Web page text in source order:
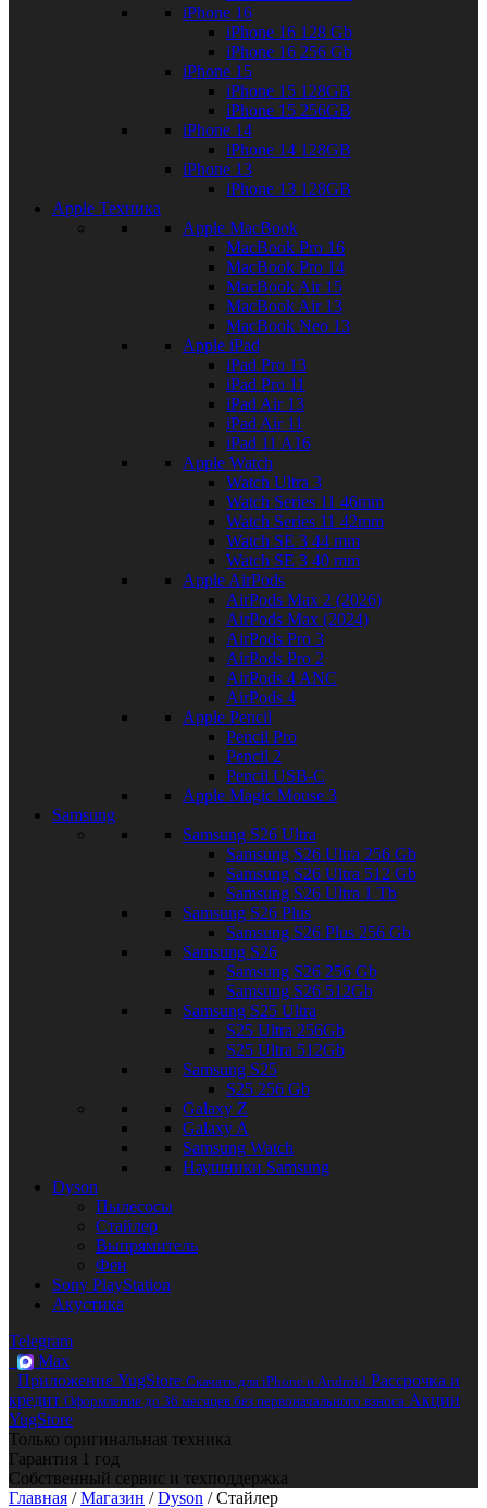
iPhone 16
iPhone 16 128 Gb
iPhone 16 256 Gb
iPhone 15
iPhone 15 128GB
iPhone 15 256GB
iPhone 14
iPhone 14 128GB
iPhone 13
iPhone 13 128GB
Apple Техника
Apple MacBook
MacBook Pro 16
MacBook Pro 14
MacBook Air 15
MacBook Air 13
MacBook Neo 13
Apple iPad
iPad Pro 13
iPad Pro 11
iPad Air 13
iPad Air 11
iPad 11 A16
Apple Watch
Watch Ultra 3
Watch Series 11 46mm
Watch Series 11 42mm
Watch SE 3 44 mm
Watch SE 3 40 mm
Apple AirPods
AirPods Max 2 (2026)
AirPods Max (2024)
AirPods Pro 3
AirPods Pro 2
AirPods 4 ANC
AirPods 4
Apple Pencil
Pencil Pro
Pencil 2
Pencil USB-C
Apple Magic Mouse 3
Samsung
Samsung S26 Ultra
Samsung S26 Ultra 256 Gb
Samsung S26 Ultra 512 Gb
Samsung S26 Ultra 1 Tb
Samsung S26 Plus
Samsung S26 Plus 256 Gb
Samsung S26
Samsung S26 256 Gb
Samsung S26 512Gb
Samsung S25 Ultra
S25 Ultra 256Gb
S25 Ultra 512Gb
Samsung S25
S25 256 Gb
Galaxy Z
Galaxy A
Samsung Watch
Наушники Samsung
Dyson
Пылесосы
Стайлер
Выпрямитель
Фен
Sony PlayStation
Акустика
Telegram
Max
Приложение YugStore Скачать для iPhone и Android Рассрочка и
кредит Оформление до 36 месяцев без первоначального взноса Акции
YugStore
Только оригинальная техника
Гарантия 1 год
Собственный сервис и техподдержка
Главная /Магазин /Dyson / Стайлер